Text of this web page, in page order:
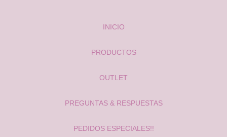
INICIO
PRODUCTOS
OUTLET
PREGUNTAS & RESPUESTAS
PEDIDOS ESPECIALES!!